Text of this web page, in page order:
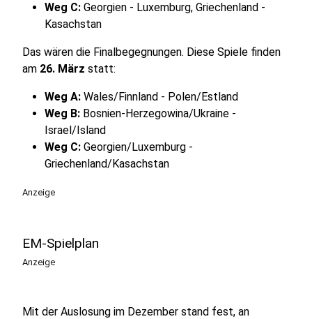
Weg C: Georgien - Luxemburg, Griechenland -
Kasachstan
Das wären die Finalbegegnungen. Diese Spiele finden
am 26. März statt:
Weg A: Wales/Finnland - Polen/Estland
Weg B: Bosnien-Herzegowina/Ukraine -
Israel/ Island
Weg C: Georgien/Luxemburg -
Griechenland/Kasachstan
Anzeige
EM-Spielplan
Anzeige
Mit der Auslosung im Dezember stand fest, an